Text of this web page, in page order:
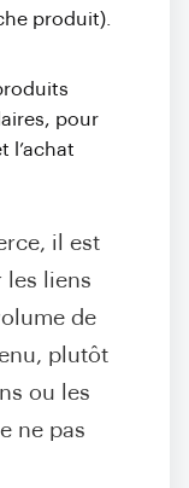
produit).
pour
l’achat
il est
les liens
de
plutôt
ou les
ne pas